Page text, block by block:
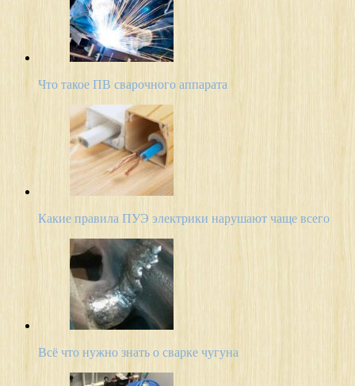
Что такое ПВ сварочного аппарата
Какие правила ПУЭ электрики нарушают чаще всего
Всё что нужно знать о сварке чугуна